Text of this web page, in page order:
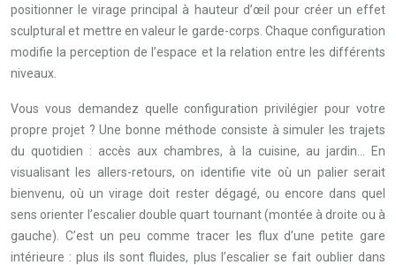
positionner le virage principal à hauteur d’œil pour créer un effet
sculptural et mettre en valeur le garde-corps. Chaque configuration
modifie la perception de l’espace et la relation entre les différents
niveaux.
Vous vous demandez quelle configuration privilégier pour votre
propre projet ? Une bonne méthode consiste à simuler les trajets
du quotidien : accès aux chambres, à la cuisine, au jardin… En
visualisant les allers-retours, on identifie vite où un palier serait
bienvenu, où un virage doit rester dégagé, ou encore dans quel
sens orienter l’escalier double quart tournant (montée à droite ou à
gauche). C’est un peu comme tracer les flux d’une petite gare
intérieure : plus ils sont fluides, plus l’escalier se fait oublier dans